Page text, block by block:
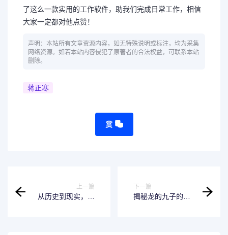
了这么一款实用的工作软件，助我们完成日常工作，相信
大家一定都对他点赞！
声明：本站所有文章资源内容，如无特殊说明或标注，均为采集
网络资源。如若本站内容侵犯了原著者的合法权益，可联系本站
删除。
蒋正寒
赏
上一篇
从历史到现实，了
下一篇
揭秘龙的九子的叫